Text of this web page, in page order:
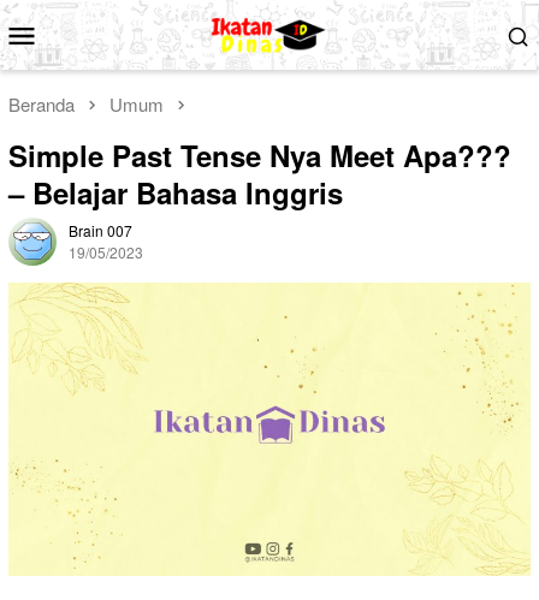
Loncat
ke
konten
Menu
Mobile
Beranda Umum
Simple Past Tense Nya Meet Apa???
– Belajar Bahasa Inggris
Brain 007
19/05/2023